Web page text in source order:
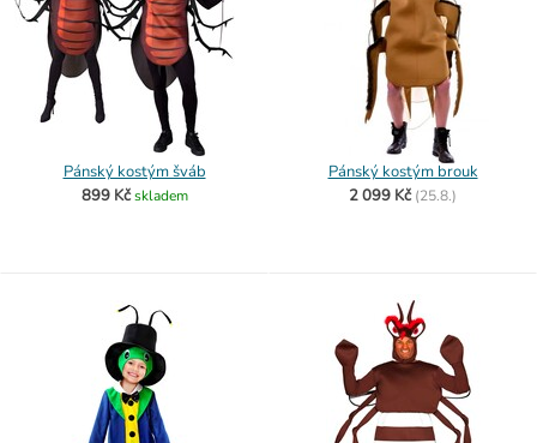
Pánský kostým šváb
899 Kč skladem
Pánský kostým brouk
2 099 Kč (25.8.)